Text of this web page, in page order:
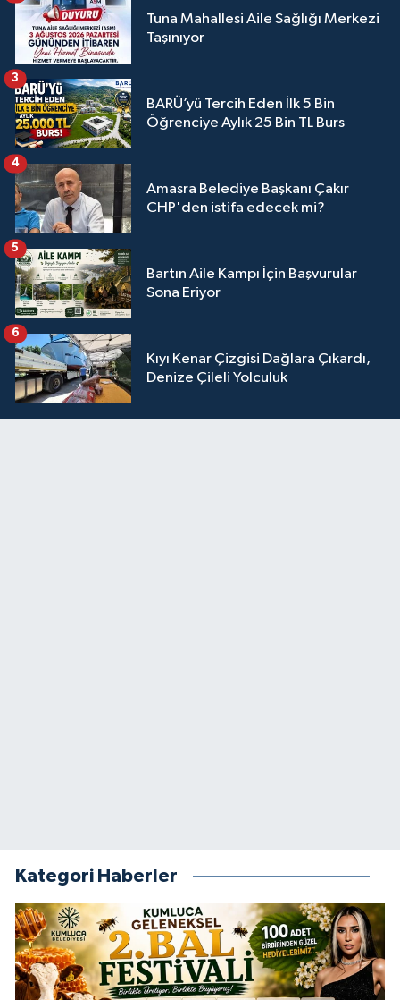
Tuna Mahallesi Aile Sağlığı Merkezi
Taşınıyor
BARÜ’yü Tercih Eden İlk 5 Bin
Öğrenciye Aylık 25 Bin TL Burs
3
Amasra Belediye Başkanı Çakır
CHP'den istifa edecek mi?
4
Bartın Aile Kampı İçin Başvurular
Sona Eriyor
5
Kıyı Kenar Çizgisi Dağlara Çıkardı,
Denize Çileli Yolculuk
6
Kategori Haberler